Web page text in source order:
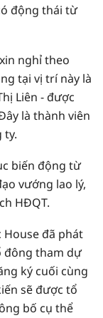
động thái từ
nghỉ theo
tại vị trí này là
Liên - được
là thành viên
ty.
biến động từ
vướng lao lý,
HĐQT.
đã phát
đông tham dự
ký cuối cùng
sẽ được tổ
bố cụ thể